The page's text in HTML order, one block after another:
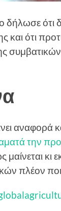
δήλωσε ότι
ότι
αναφορά
την
μαίνεται
πλέον